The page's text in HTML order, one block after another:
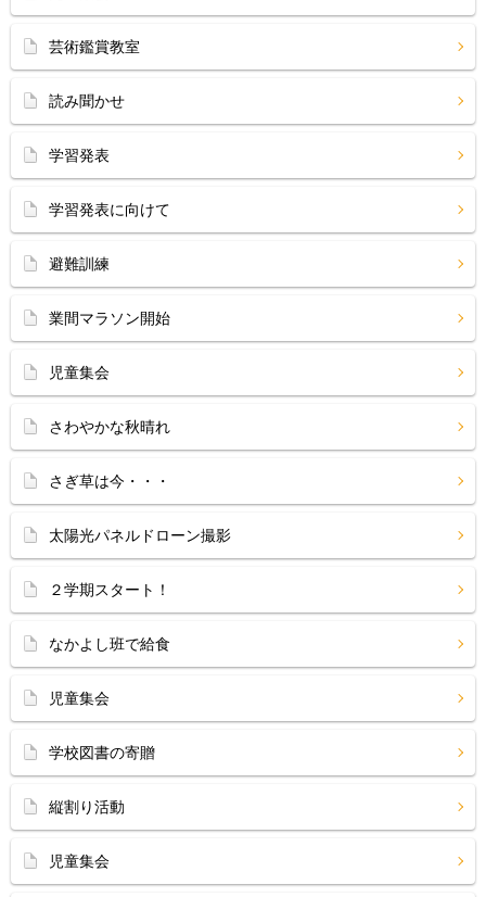
芸術鑑賞教室
読み聞かせ
学習発表
学習発表に向けて
避難訓練
業間マラソン開始
児童集会
さわやかな秋晴れ
さぎ草は今・・・
太陽光パネルドローン撮影
２学期スタート！
なかよし班で給食
児童集会
学校図書の寄贈
縦割り活動
児童集会